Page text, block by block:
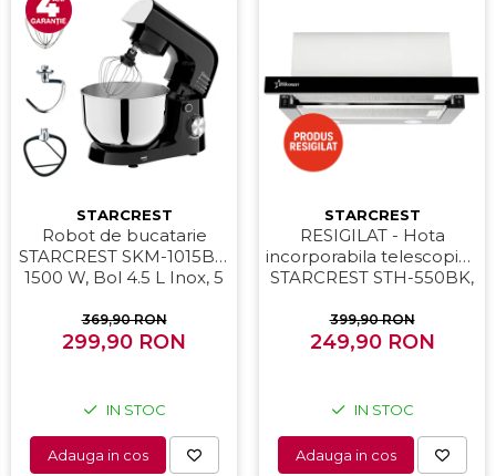
STARCREST
Robot de bucatarie
STARCREST SKM-1015BK,
1500 W, Bol 4.5 L Inox, 5
Pulse, Negru
369,90 RON
299,90 RON
IN STOC
Adauga in cos
STARCREST
RESIGILAT - Hota
incorporabila telescopica
STARCREST STH-550BK,
m3/h, 1 Motor, 2 Trepte
putere, 60 cm, Negru
399,90 RON
249,90 RON
IN STOC
Adauga in cos